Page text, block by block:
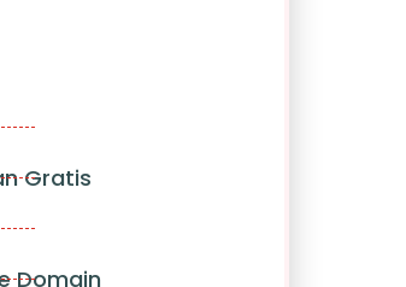
Gratis
Domain